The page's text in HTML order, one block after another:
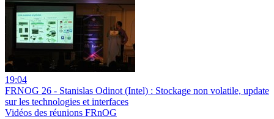
19:04
FRNOG 26 - Stanislas Odinot (Intel) : Stockage non volatile, update
sur les technologies et interfaces
Vidéos des réunions FRnOG